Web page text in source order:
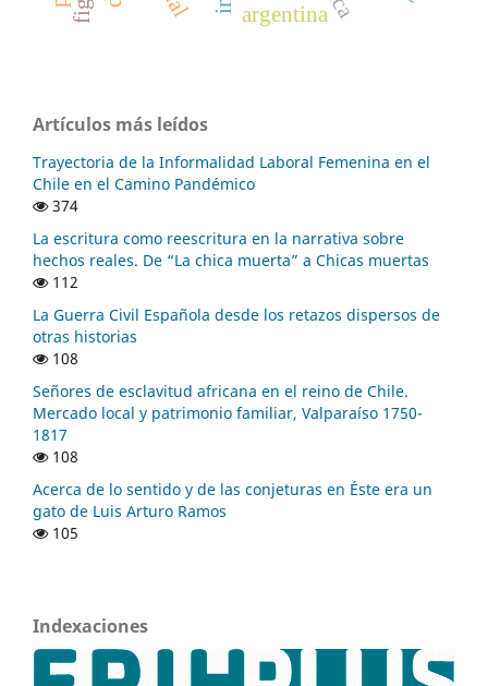
argentina
Artículos más leídos
Trayectoria de la Informalidad Laboral Femenina en el
Chile en el Camino Pandémico
374
La escritura como reescritura en la narrativa sobre
hechos reales. De “La chica muerta” a Chicas muertas
112
La Guerra Civil Española desde los retazos dispersos de
otras historias
108
Señores de esclavitud africana en el reino de Chile.
Mercado local y patrimonio familiar, Valparaíso 1750-
1817
108
Acerca de lo sentido y de las conjeturas en Éste era un
gato de Luis Arturo Ramos
105
Indexaciones